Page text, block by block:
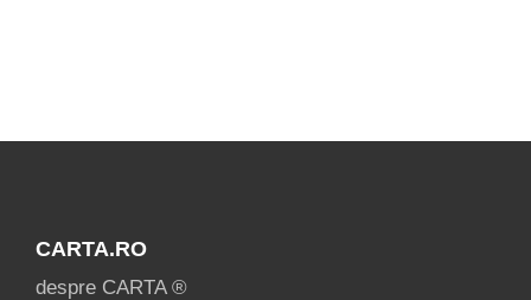
Sâmbăta »
CARTA.RO
despre CARTA ®